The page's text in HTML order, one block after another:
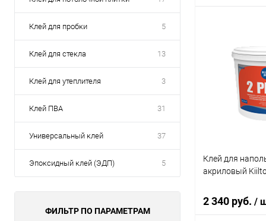
Клей для пробки 5
Клей для стекла 13
Клей для утеплителя 3
Клей ПВА 31
Универсальный клей 37
Эпоксидный клей (ЭДП) 5
ФИЛЬТР ПО ПАРАМЕТРАМ
Купить в 1
В избранное
Литраж | Масса:
Цвет
Элемент
Клей для
акриловый
2 340 руб. /